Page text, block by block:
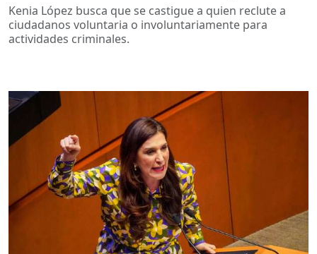
Kenia López busca que se castigue a quien reclute a
ciudadanos voluntaria o involuntariamente para
actividades criminales.